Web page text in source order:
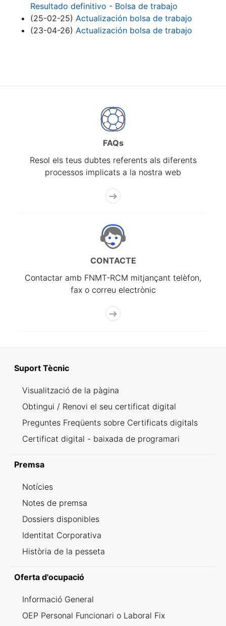
Resultado definitivo - Bolsa de trabajo
(25-02-25) Actualización bolsa de trabajo
(23-04-26) Actualización bolsa de trabajo
FAQs
Resol els teus dubtes referents als diferents
processos implicats a la nostra web
CONTACTE
Contactar amb FNMT-RCM mitjançant telèfon,
fax o correu electrònic
Suport Tècnic
Visualització de la pàgina
Obtingui / Renovi el seu certificat digital
Preguntes Freqüents sobre Certificats digitals
Certificat digital - baixada de programari
Premsa
Notícies
Notes de premsa
Dossiers disponibles
Identitat Corporativa
Història de la pesseta
Oferta d'ocupació
Informació General
OEP Personal Funcionari o Laboral Fix